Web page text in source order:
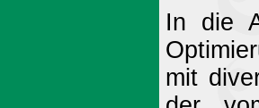
In die
mit